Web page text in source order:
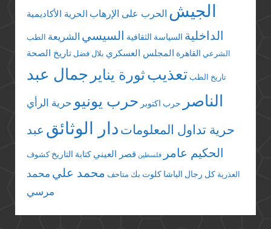
الجيش الحرب على الإرهاب الحرية الأكاديمية
الداخلية السياسة الثقافية السيسي الشريعة الطب
الشرعي القاهرة المجلس العسكري بلال فضل تاريخ الصحة
تاريخ الطب تعذيبثورة يناير جمال عبد
الناصر
حرب اكتوبر حرب يونيو حرية الرأي
حرية تداول المعلومات دار الوثائق عبد
الحكيم عامر
فلسطين قصر العيني كتابة التاريخ كشوف
العذرية كل رجال الباشا كلوت بك متاحف محمد علي محمد
مرسي